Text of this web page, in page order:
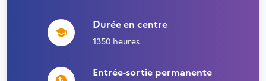
Durée en centre
1350 heures
Entrée-sortie permanente